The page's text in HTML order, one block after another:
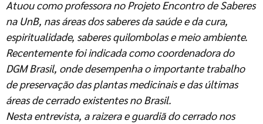
Atuou como professora no Projeto Encontro de Saberes
na UnB, nas áreas dos saberes da saúde e da cura,
espiritualidade, saberes quilombolas e meio ambiente.
Recentemente foi indicada como coordenadora do
DGM Brasil, onde desempenha o importante trabalho
de preservação das plantas medicinais e das últimas
áreas de cerrado existentes no Brasil.
Nesta entrevista, a raizera e guardiã do cerrado nos